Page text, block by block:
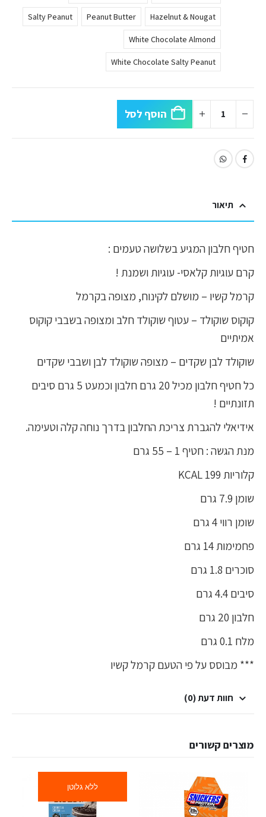
Hazelnut & Nougat
Peanut Butter
Salty Peanut
White Chocolate Almond
White Chocolate Salty Peanut
הוסף לסל
תיאור
חטיף חלבון המגיע בשלושה טעמים :
קרם עוגיות קלאסי- עוגיות ושמנת !
קרמל קשיו – מושלם לקינוח, מצופה בקרמל
קוקוס שוקולד – עטוף שוקולד חלב ומצופה בשבבי קוקוס
אמיתיים
שוקולד לבן שקדים – מצופה שוקולד לבן ושבבי שקדים
כל חטיף חלבון מכיל 20 גרם חלבון וכמעט 5 גרם סיבים
תזונתיים !
אידיאלי להגברת צריכת החלבון בדרך נוחה קלה וטעימה.
מנת הגשה : חטיף 1 – 55 גרם
קלוריות 199 KCAL
שומן 7.9 גרם
שומן רווי 4 גרם
פחמימות 14 גרם
סוכרים 1.8 גרם
סיבים 4.4 גרם
חלבון 20 גרם
מלח 0.1 גרם
*** מבוסס על פי הטעם קרמל קשיו
חוות דעת (0)
מוצרים קשורים
ללא גלוטן